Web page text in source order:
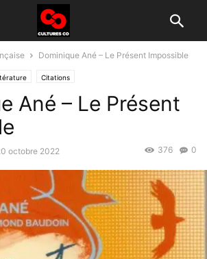
Dominique Ané – Le Présent Impossible
Citations
Ané – Le Présent
octobre 2022 0
376